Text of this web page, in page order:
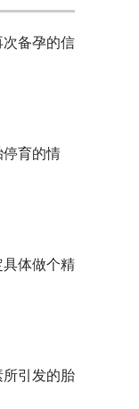
备孕的信
停育的情
体做个精
引发的胎